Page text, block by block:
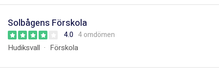
Solbågens Förskola
4.0 4 omdömen
Hudiksvall Förskola